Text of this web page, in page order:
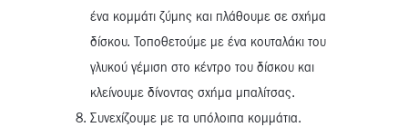
ένα κομμάτι ζύμης και πλάθουμε σε σχήμα
δίσκου. Τοποθετούμε με ένα κουταλάκι του
γλυκού γέμιση στο κέντρο του δίσκου και
κλείνουμε δίνοντας σχήμα μπαλίτσας.
Συνεχίζουμε με τα υπόλοιπα κομμάτια.